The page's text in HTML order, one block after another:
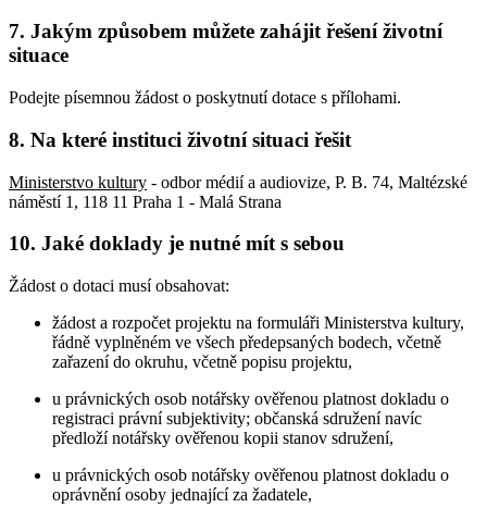
7. Jakým způsobem můžete zahájit řešení životní
situace
Podejte písemnou žádost o poskytnutí dotace s přílohami.
8. Na které instituci životní situaci řešit
Ministerstvo kultury - odbor médií a audiovize, P. B. 74, Maltézské
náměstí 1, 118 11 Praha 1 - Malá Strana
10. Jaké doklady je nutné mít s sebou
Žádost o dotaci musí obsahovat:
žádost a rozpočet projektu na formuláři Ministerstva kultury,
řádně vyplněném ve všech předepsaných bodech, včetně
zařazení do okruhu, včetně popisu projektu,
u právnických osob notářsky ověřenou platnost dokladu o
registraci právní subjektivity; občanská sdružení navíc
předloží notářsky ověřenou kopii stanov sdružení,
u právnických osob notářsky ověřenou platnost dokladu o
oprávnění osoby jednající za žadatele,